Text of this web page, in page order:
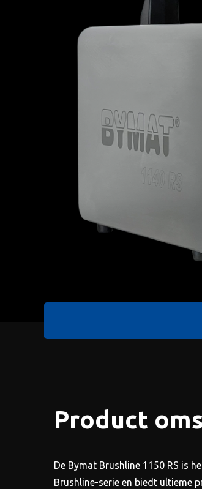
Product
De Bymat Brushline 1150 RS is
Brushline-serie en biedt ultieme